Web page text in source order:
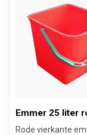
Emmer 25 liter
Rode vierkante